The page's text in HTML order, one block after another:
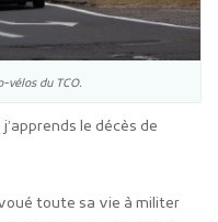
vélos du TCO.
le décès de
toute sa vie à militer